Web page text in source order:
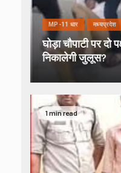
MP-11 धार मध्यप्रदेश
घोड़ा चौपाटी पर दो
निकालेगी जुलूस?
1 min read